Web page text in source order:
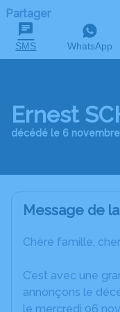
Partager
SMS WhatsApp
Ernest
décédé le 6
Message de
Chère famille,
C’est avec une
annonçons le
le mercredi 06